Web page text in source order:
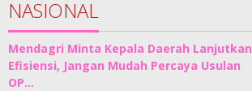
NASIONAL
Mendagri Minta Kepala Daerah Lanjutkan
Efisiensi, Jangan Mudah Percaya Usulan
OP…